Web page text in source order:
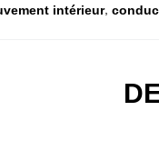
intérieur,